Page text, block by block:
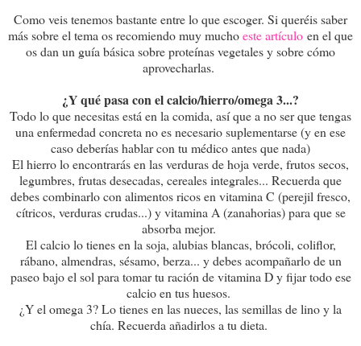
Como veis tenemos bastante entre lo que escoger. Si queréis saber
más sobre el tema os recomiendo muy muchoeste artículo en el que
os dan un guía básica sobre proteínas vegetales y sobre cómo
aprovecharlas.
¿Y qué pasa con el calcio/hierro/omega 3...?
Todo lo que necesitas está en la comida, así que a no ser que tengas
una enfermedad concreta no es necesario suplementarse (y en ese
caso deberías hablar con tu médico antes que nada)
El hierro lo encontrarás en las verduras de hoja verde, frutos secos,
legumbres, frutas desecadas, cereales integrales... Recuerda que
debes combinarlo con alimentos ricos en vitamina C (perejil fresco,
cítricos, verduras crudas...) y vitamina A (zanahorias) para que se
absorba mejor.
El calcio lo tienes en la soja, alubias blancas, brócoli, coliflor,
rábano, almendras, sésamo, berza... y debes acompañarlo de un
paseo bajo el sol para tomar tu ración de vitamina D y fijar todo ese
calcio en tus huesos.
¿Y el omega 3? Lo tienes en las nueces, las semillas de lino y la
chía. Recuerda añadirlos a tu dieta.